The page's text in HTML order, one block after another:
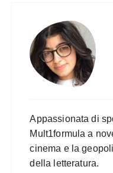
Appassionata di
Mult1formula a
cinema e la
della letteratura.